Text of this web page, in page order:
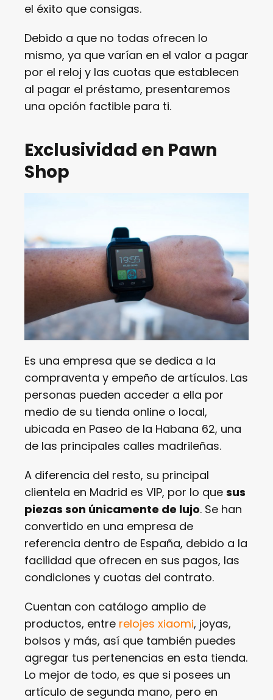
el éxito que consigas.
Debido a que no todas ofrecen lo
mismo, ya que varían en el valor a pagar
por el reloj y las cuotas que establecen
al pagar el préstamo, presentaremos
una opción factible para ti.
Exclusividad en Pawn
Shop
Es una empresa que se dedica a la
compraventa y empeño de artículos. Las
personas pueden acceder a ella por
medio de su tienda online o local,
ubicada en Paseo de la Habana 62, una
de las principales calles madrileñas.
A diferencia del resto, su principal
clientela en Madrid es VIP, por lo que sus
piezas son únicamente de lujo. Se han
convertido en una empresa de
referencia dentro de España, debido a la
facilidad que ofrecen en sus pagos, las
condiciones y cuotas del contrato.
Cuentan con catálogo amplio de
productos, entre relojes xiaomi, joyas,
bolsos y más, así que también puedes
agregar tus pertenencias en esta tienda.
Lo mejor de todo, es que si posees un
artículo de segunda mano, pero en